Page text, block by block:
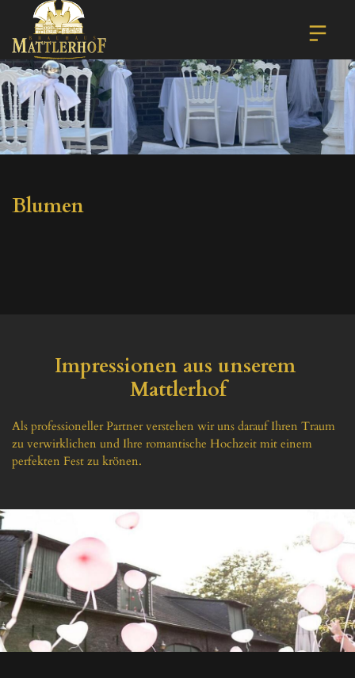
Blumen
Impressionen aus unserem
Mattlerhof
Als professioneller Partner verstehen wir uns darauf Ihren Traum
zu verwirklichen und Ihre romantische Hochzeit mit einem
perfekten Fest zu krönen.